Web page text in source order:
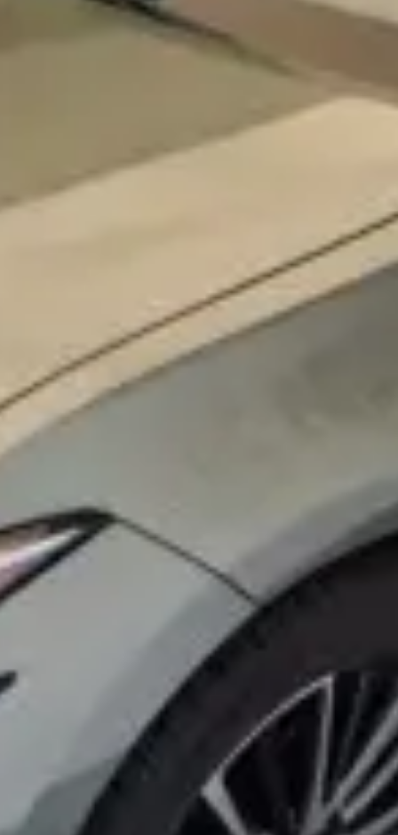
Souhlasím se zpracováním
Vždy vyčkejte na potvrzení data a času naším
Pole označená * jsou povinná.
Rezervovat termín